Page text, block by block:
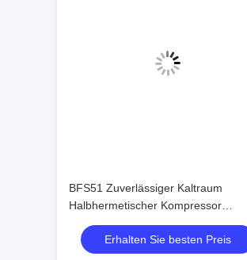
BFS51 Zuverlässiger Kaltraum
Halbhermetischer Kompressor
Kondensationseinheit Kaltlager
Kühlvorrichtung Einfach zu bedienen
Erhalten Sie besten Preis